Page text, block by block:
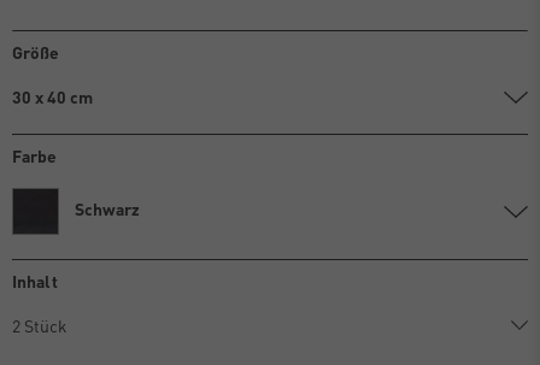
Größe
30 x 40 cm
Farbe
Schwarz
Inhalt